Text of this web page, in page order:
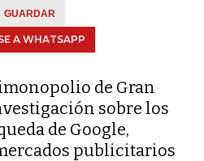
GUARDAR
A WHATSAPP
de Gran
sobre los
de Google,
publicitarios